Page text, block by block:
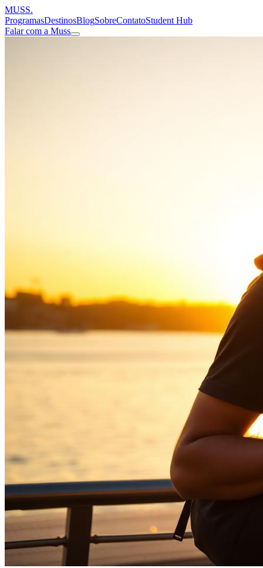
MUSS.
ProgramasDestinosBlogSobreContatoStudent Hub
Falar com a Muss